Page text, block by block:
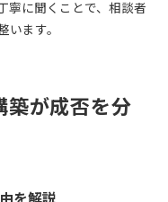
寧に聞くことで、相談者
います。
築が成否を分